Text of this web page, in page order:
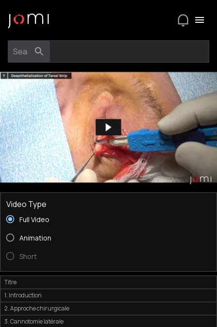
Video Type
Full Video
Animation
Short
Titre
1. Introduction
2. Approche chirurgicale
3. Cannotomie latérale